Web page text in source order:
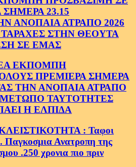
23.15
ΑΝΟΠΑΙΑ ΑΤΡΑΠΟ 2026
ΤΑΡΑΧΕΣ ΣΤΗΝ ΘΕΟΥΤΑ
ΣΕ ΕΜΑΣ
ΕΚΠΟΜΠΗ
ΠΡΕΜΙΕΡΑ ΣΗΜΕΡΑ
ΤΗΝ ΑΝΟΠΑΙΑ ΑΤΡΑΠΟ
ΤΑΥΤΟΤΗΤΕΣ
Η ΕΛΠΙΔΑ
: Ταφοι
Παγκοσμια Ανατροπη της
.250 χρονια πιο πριν